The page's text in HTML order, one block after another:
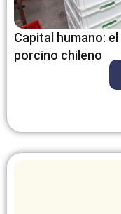
Capital humano:
porcino chileno